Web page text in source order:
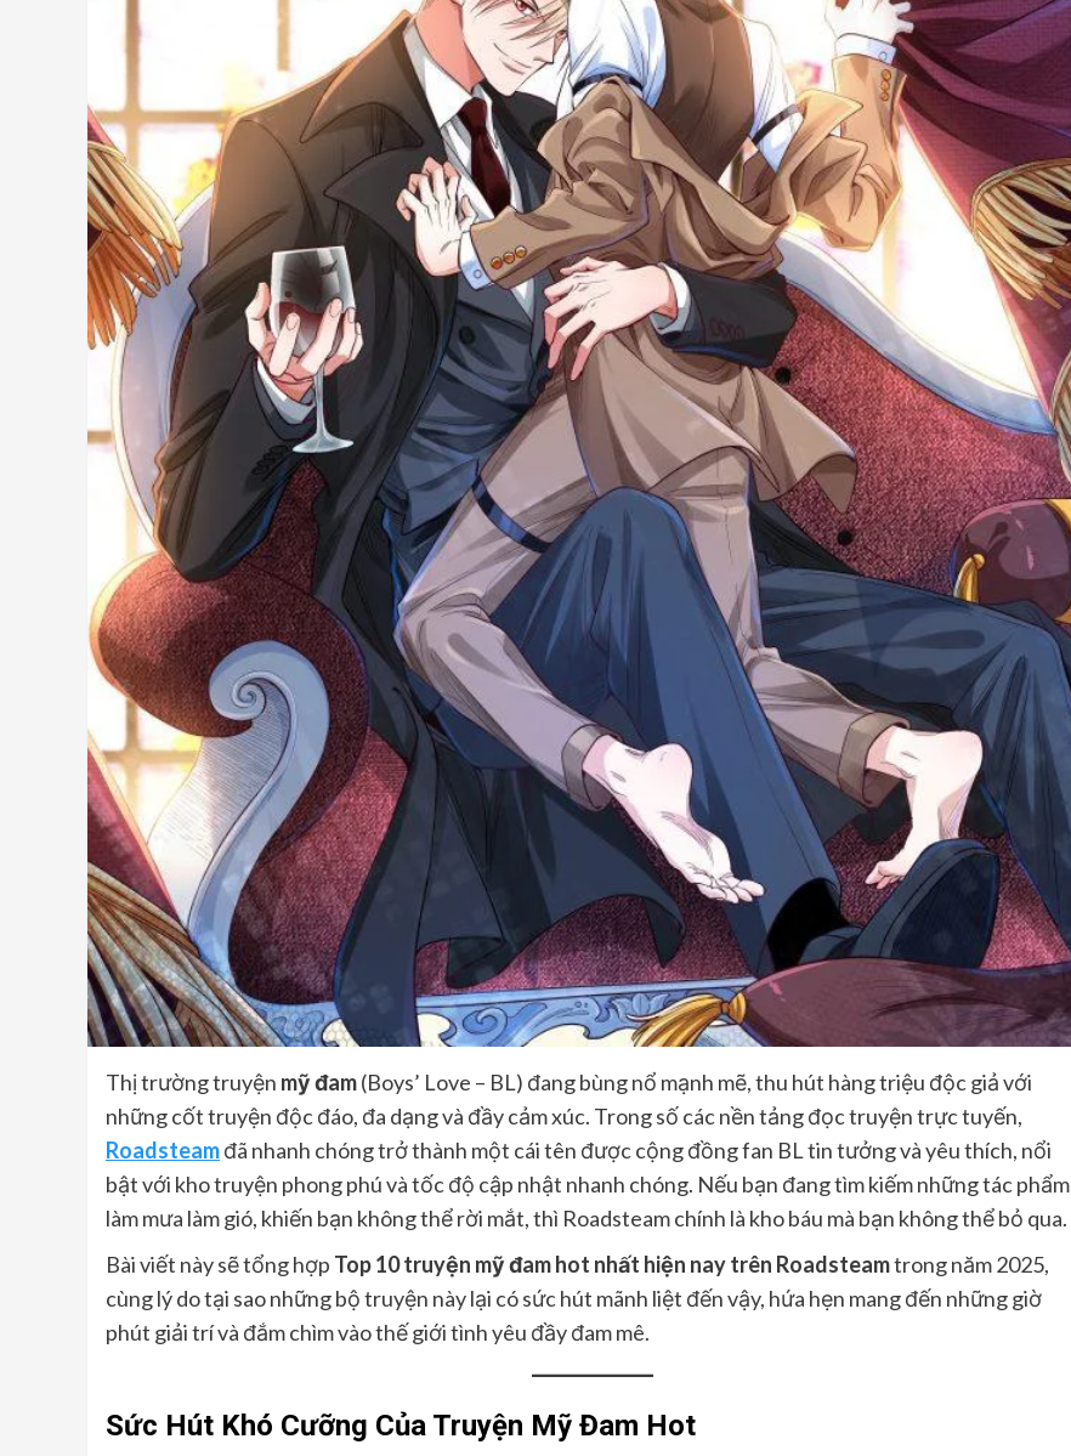
Thị trường truyện mỹ đam(Boys’ Love – BL) đang bùng nổ mạnh mẽ, thu hút hàng triệu độc giả với
những cốt truyện độc đáo, đa dạng và đầy cảm xúc. Trong số các nền tảng đọc truyện trực tuyến,
Roadsteamđã nhanh chóng trở thành một cái tên được cộng đồng fan BL tin tưởng và yêu thích, nổi
bật với kho truyện phong phú và tốc độ cập nhật nhanh chóng. Nếu bạn đang tìm kiếm những tác phẩm
làm mưa làm gió, khiến bạn không thể rời mắt, thì Roadsteam chính là kho báu mà bạn không thể bỏ qua.
Bài viết này sẽ tổng hợp Top 10 truyện mỹ đam hot nhất hiện nay trên Roadsteamtrong năm 2025,
cùng lý do tại sao những bộ truyện này lại có sức hút mãnh liệt đến vậy, hứa hẹn mang đến những giờ
phút giải trí và đắm chìm vào thế giới tình yêu đầy đam mê.
Sức Hút Khó Cưỡng Của Truyện Mỹ Đam Hot